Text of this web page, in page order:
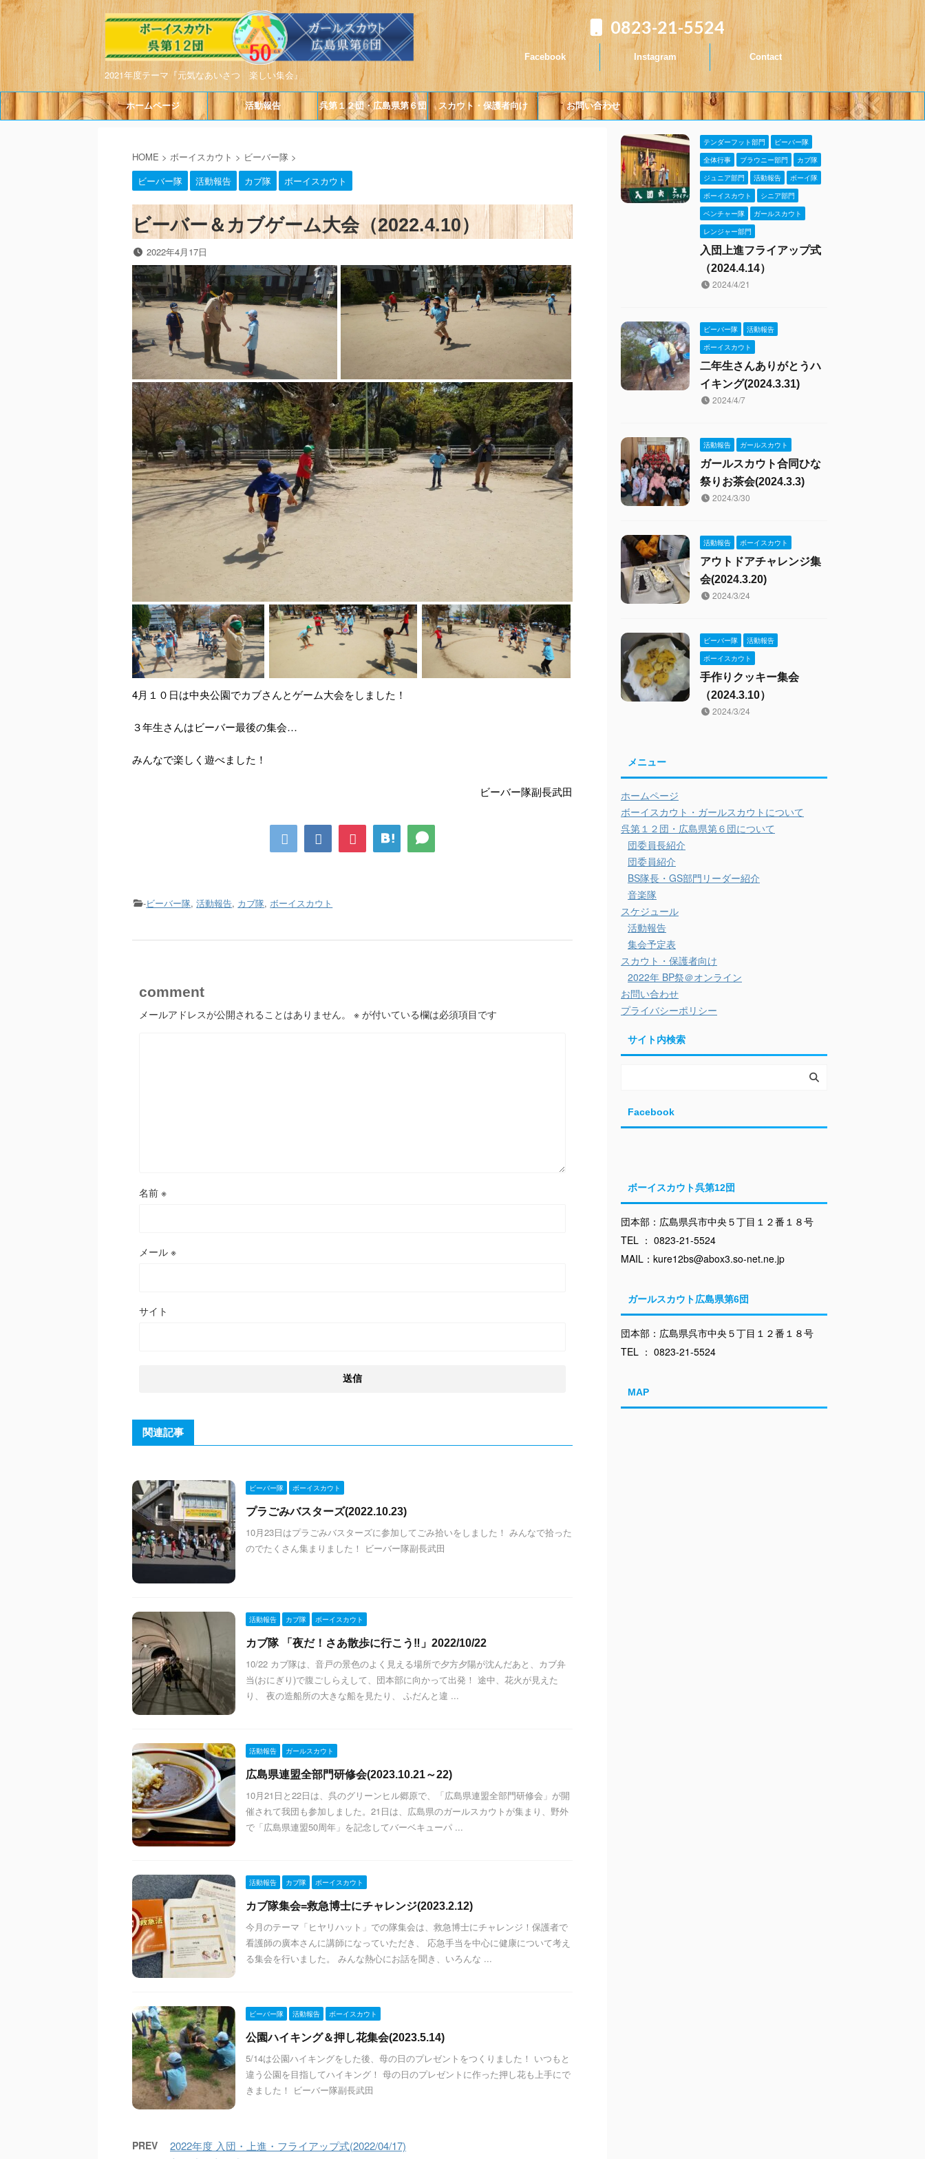
2021年度テーマ『元気なあいさつ 楽しい集会』
0823-21-5524
Facebook Instagram Contact
ホームページ 活動報告 呉第１２団・広島県第６団 スカウト・保護者向け お問い合わせ
HOME > ボーイスカウト > ビーバー隊 >
ビーバー隊
活動報告 カブ隊 ボーイスカウト
ビーバー＆カブゲーム大会（2022.4.10）
2022年4月17日
4月１０日は中央公園でカブさんとゲーム大会をしました！
３年生さんはビーバー最後の集会…
みんなで楽しく遊べました！
ビーバー隊副長武田
-ビーバー隊,活動報告, カブ隊, ボーイスカウト
comment
メールアドレスが公開されることはありません。 ※ が付いている欄は必須項目です
名前 ※
メール ※
サイト
関連記事
ビーバー隊 ボーイスカウト
プラごみバスターズ(2022.10.23)
10月23日はプラごみバスターズに参加してごみ拾いをしました！ みんなで拾った
のでたくさん集まりました！ ビーバー隊副長武田
活動報告 カブ隊 ボーイスカウト
カブ隊 「夜だ！さあ散歩に行こう‼︎」2022/10/22
10/22 カブ隊は、音戸の景色のよく見える場所で夕方夕陽が沈んだあと、カブ弁
当(おにぎり)で腹ごしらえして、団本部に向かって出発！ 途中、花火が見えた
り、 夜の造船所の大きな船を見たり、 ふだんと違 ...
活動報告 ガールスカウト
広島県連盟全部門研修会(2023.10.21～22)
10月21日と22日は、呉のグリーンヒル郷原で、「広島県連盟全部門研修会」が開
催されて我団も参加しました。21日は、広島県のガールスカウトが集まり、野外
で「広島県連盟50周年」を記念してバーベキューパ ...
活動報告 カブ隊 ボーイスカウト
カブ隊集会=救急博士にチャレンジ(2023.2.12)
今月のテーマ「ヒヤリハット」での隊集会は、救急博士にチャレンジ！保護者で
看護師の廣本さんに講師になっていただき、 応急手当を中心に健康について考え
る集会を行いました。 みんな熱心にお話を聞き、いろんな ...
ビーバー隊 活動報告 ボーイスカウト
公園ハイキング＆押し花集会(2023.5.14)
5/14は公園ハイキングをした後、母の日のプレゼントをつくりました！ いつもと
違う公園を目指してハイキング！ 母の日のプレゼントに作った押し花も上手にで
きました！ ビーバー隊副長武田
PREV 2022年度 入団・上進・フライアップ式(2022/04/17)
テンダーフット部門
ビーバー隊
全体行事
ブラウニー部門
カブ隊
ジュニア部門
活動報告
ボーイ隊
ボーイスカウト
シニア部門
ベンチャー隊
ガールスカウト
レンジャー部門
入団上進フライアップ式
（2024.4.14）
2024/4/21
ビーバー隊
活動報告
ボーイスカウト
二年生さんありがとうハ
イキング(2024.3.31)
2024/4/7
活動報告 ガールスカウト
ガールスカウト合同ひな
祭りお茶会(2024.3.3)
2024/3/30
活動報告 ボーイスカウト
アウトドアチャレンジ集
会(2024.3.20)
2024/3/24
ビーバー隊
活動報告
ボーイスカウト
手作りクッキー集会
（2024.3.10）
2024/3/24
メニュー
ホームページ
ボーイスカウト・ガールスカウトについて
呉第１２団・広島県第６団について
団委員長紹介
団委員紹介
BS隊長・GS部門リーダー紹介
音楽隊
スケジュール
活動報告
集会予定表
スカウト・保護者向け
2022年 BP祭＠オンライン
お問い合わせ
プライバシーポリシー
サイト内検索
Facebook
ボーイスカウト呉第12団
団本部：広島県呉市中央５丁目１２番１８号
TEL ： 0823-21-5524
MAIL：kure12bs@abox3.so-net.ne.jp
ガールスカウト広島県第6団
団本部：広島県呉市中央５丁目１２番１８号
TEL ： 0823-21-5524
MAP